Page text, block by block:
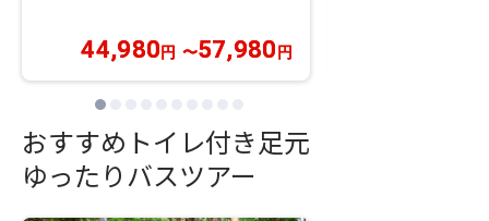
44,980 円 〜57,980 円
おすすめトイレ付き足元
ゆったりバスツアー